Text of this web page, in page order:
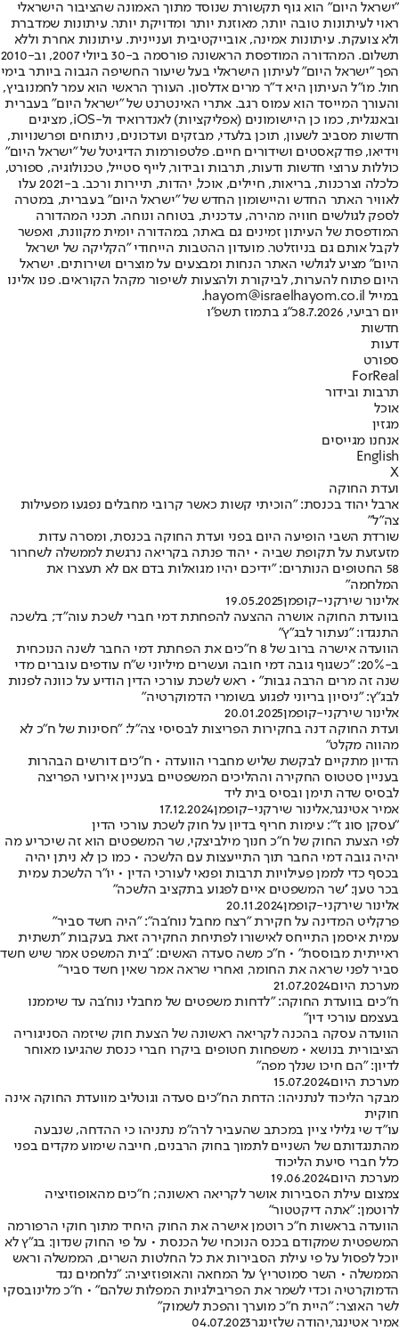
"ישראל היום" הוא גוף תקשורת שנוסד מתוך האמונה שהציבור הישראלי
ראוי לעיתונות טובה יותר, מאוזנת יותר ומדויקת יותר. עיתונות שמדברת
ולא צועקת. עיתונות אמינה, אובייקטיבית ועניינית. עיתונות אחרת וללא
תשלום. המהדורה המודפסת הראשונה פורסמה ב-30 ביולי 2007, וב-2010
הפך "ישראל היום" לעיתון הישראלי בעל שיעור החשיפה הגבוה ביותר בימי
חול. מו"ל העיתון היא ד"ר מרים אדלסון. העורך הראשי הוא עמר לחמנוביץ,
והעורך המייסד הוא עמוס רגב. אתרי האינטרנט של "ישראל היום" בעברית
ובאנגלית, כמו כן היישומונים (אפליקציות) לאנדרואיד ול-iOS, מציגים
חדשות מסביב לשעון, תוכן בלעדי, מבזקים ועדכונים, ניתוחים ופרשנויות,
וידיאו, פודקאסטים ושידורים חיים. פלטפורמות הדיגיטל של "ישראל היום"
כוללות ערוצי חדשות ודעות, תרבות ובידור, לייף סטייל, טכנולוגיה, ספורט,
כלכלה וצרכנות, בריאות, חיילים, אוכל, יהדות, תיירות ורכב. ב-2021 עלו
לאוויר האתר החדש והיישומון החדש של "ישראל היום" בעברית, במטרה
לספק לגולשים חוויה מהירה, עדכנית, בטוחה ונוחה. תכני המהדורה
המודפסת של העיתון זמינים גם באתר, במהדורה יומית מקוונת, ואפשר
לקבל אותם גם בניוזלטר. מועדון ההטבות הייחודי "הקליקה של ישראל
היום" מציע לגולשי האתר הנחות ומבצעים על מוצרים ושירותים. ישראל
היום פתוח להערות, לביקורת ולהצעות לשיפור מקהל הקוראים. פנו אלינו
במייל hayom@israelhayom.co.il.
יום רביעי, 8.7.2026
כ"ג בתמוז תשפ"ו
חדשות
דעות
ספורט
ForReal
תרבות ובידור
אוכל
מגזין
אנחנו מגייסים
English
X
ועדת החוקה
ארבל יהוד בכנסת: "הוכיתי קשות כאשר קרובי מחבלים נפגעו מפעילות
צה"ל"
שורדת השבי הופיעה היום בפני ועדת החוקה בכנסת, ומסרה עדות
מזעזעת על תקופת שביה • יהוד פנתה בקריאה נרגשת לממשלה לשחרור
58 החטופים הנותרים: "ידיכם יהיו מגואלות בדם אם לא תעצרו את
המלחמה"
אלינור שירקני-קופמן19.05.2025
בוועדת החוקה אושרה ההצעה להפחתת דמי חברי לשכת עוה"ד; בלשכה
התנגדו: "נעתור לבג"ץ"
הוועדה אישרה ברוב של 8 ח"כים את הפחתת דמי החבר לשנה הנוכחית
ב-20%: "כשגוף גובה דמי חובה ועשרים מיליוני ש"ח עודפים עוברים מדי
שנה זה מרים הרבה גבות" • ראש לשכת עורכי הדין הודיע על כוונה לפנות
לבג"ץ: "ניסיון בריוני לפגוע בשומרי הדמוקרטיה"
אלינור שירקני-קופמן20.01.2025
ועדת החוקה דנה בחקירות הפריצות לבסיסי צה"ל: "חסינות של ח״כ לא
מהווה מקלט"
הדיון מתקיים לבקשת שליש מחברי הוועדה • ח"כים דורשים הבהרות
בעניין סטטוס החקירה וההליכים המשפטיים בעניין אירועי הפריצה
לבסיס שדה תימן ובסיס בית ליד
אמיר אטינגר,אלינור שירקני-קופמן17.12.2024
"עסקן סוג ז'": עימות חריף בדיון על חוק לשכת עורכי הדין
לפי הצעת החוק של ח"כ חנוך מילביצקי, שר המשפטים הוא זה שיכריע מה
יהיה גובה דמי החבר תוך התייעצות עם הלשכה • כמו כן לא ניתן יהיה
בכסף כדי לממן פעילויות תרבות ופנאי לעורכי הדין • יו"ר הלשכת עמית
בכר טען: ''שר המשפטים איים לפגוע בתקציב הלשכה"
אלינור שירקני-קופמן20.11.2024
פרקליט המדינה על חקירת "רצח מחבל נוח'בה": "היה חשד סביר"
עמית איסמן התייחס לאישורו לפתיחת החקירה זאת בעקבות "תשתית
ראייתית מבוססת" • ח"כ משה סעדה האשים: "בית המשפט אמר שיש חשד
סביר לפני שראה את החומר, ואחרי שראה אמר שאין חשד סביר"
מערכת היום21.07.2024
ח"כים בוועדת החוקה: "לדחות משפטים של מחבלי נוח'בה עד שיממנו
בעצמם עורכי דין"
הוועדה עסקה בהכנה לקריאה ראשונה של הצעת חוק שיזמה הסניגוריה
הציבורית בנושא • משפחות חטופים ביקרו חברי כנסת שהגיעו מאוחר
לדיון: "הם חיכו שנלך מפה"
מערכת היום15.07.2024
מבקר הליכוד לנתניהו: הדחת הח"כים סעדה וגוטליב מוועדת החוקה אינה
חוקית
עו"ד שי גלילי ציין במכתב שהעביר לרה"מ נתניהו כי ההדחה, שנבעה
מהתנגדותם של השניים לתמוך בחוק הרבנים, חייבה שימוע מקדים בפני
כלל חברי סיעת הליכוד
מערכת היום19.06.2024
צמצום עילת הסבירות אושר לקריאה ראשונה; ח"כים מהאופוזיציה
לרוטמן: "אתה דיקטטור"
הוועדה בראשות ח"כ רוטמן אישרה את החוק היחיד מתוך חוקי הרפורמה
המשפטית שמקודם בכנס הנוכחי של הכנסת • על פי החוק שנדון: בג"ץ לא
יוכל לפסול על פי עילת הסבירות את כל החלטות השרים, הממשלה וראש
הממשלה • השר סמוטריץ' על המחאה והאופוזיציה: "נלחמים נגד
הדמוקרטיה וכדי לשמר את הפריבילגיות המפלות שלהם" • ח"כ מלינובסקי
לשר האוצר: "היית ח"כ מוערך והפכת לשמוק"
אמיר אטינגר,יהודה שלזינגר04.07.2023